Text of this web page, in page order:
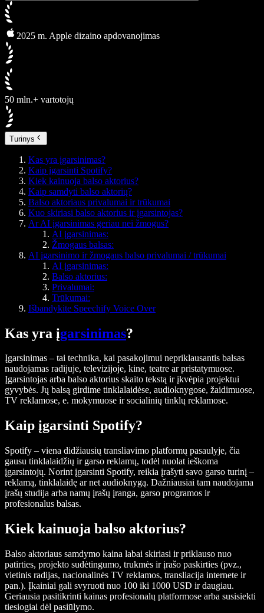
2025 m. Apple dizaino apdovanojimas
50 mln.+ vartotojų
Turinys
Kas yra įgarsinimas?
Kaip įgarsinti Spotify?
Kiek kainuoja balso aktorius?
Kaip samdyti balso aktorių?
Balso aktoriaus privalumai ir trūkumai
Kuo skiriasi balso aktorius ir įgarsintojas?
Ar AI įgarsinimas geriau nei žmogus?
AI įgarsinimas:
Žmogaus balsas:
AI įgarsinimo ir žmogaus balso privalumai / trūkumai
AI įgarsinimas:
Balso aktorius:
Privalumai:
Trūkumai:
Išbandykite Speechify Voice Over
Kas yra įgarsinimas?
Įgarsinimas – tai technika, kai pasakojimui nepriklausantis balsas
naudojamas radijuje, televizijoje, kine, teatre ar pristatymuose.
Įgarsintojas arba balso aktorius skaito tekstą ir įkvėpia projektui
gyvybės. Jų balsą girdime tinklalaidėse, audioknygose, žaidimuose,
TV reklamose, e. mokymuose ir socialinių tinklų reklamose.
Kaip įgarsinti Spotify?
Spotify – viena didžiausių transliavimo platformų pasaulyje, čia
gausu tinklalaidžių ir garso reklamų, todėl nuolat ieškoma
įgarsintojų. Norint įgarsinti Spotify, reikia įrašyti savo garso turinį –
reklamą, tinklalaidę ar net audioknygą. Dažniausiai tam naudojama
įrašų studija arba namų įrašų įranga, garso programos ir
profesionalus balsas.
Kiek kainuoja balso aktorius?
Balso aktoriaus samdymo kaina labai skiriasi ir priklauso nuo
patirties, projekto sudėtingumo, trukmės ir įrašo paskirties (pvz.,
vietinis radijas, nacionalinės TV reklamos, transliacija internete ir
pan.). Įkainiai gali svyruoti nuo 100 iki 1000 USD ir daugiau.
Geriausia pasitikrinti kainas profesionalų platformose arba susisiekti
tiesiogiai dėl pasiūlymo.